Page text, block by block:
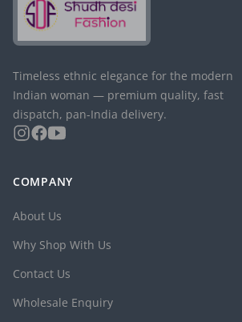
Timeless ethnic elegance for the modern
Indian woman — premium quality, fast
dispatch, pan-India delivery.
COMPANY
About Us
Why Shop With Us
Contact Us
Wholesale Enquiry